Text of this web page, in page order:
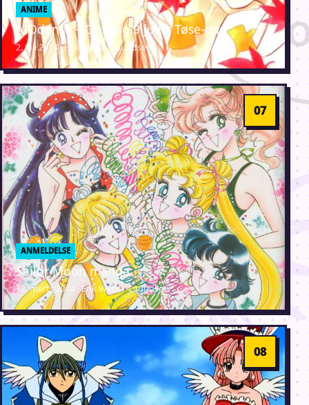
ANIME
AIOdense – Onsdag 9 juli – Tøse-dag
2. juli 2014 · Erik Weber-Lauridsen
ANMELDELSE
Sailor Moon manga
12. marts 2014 · Erik Weber-Lauridsen